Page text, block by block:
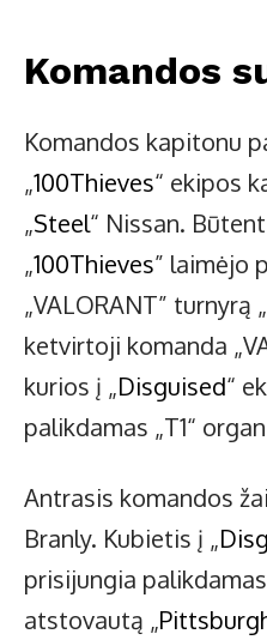
Komandos
Komandos kapitonu
„100Thieves“ ekipos
„Steel“ Nissan.
„100Thieves” laimėjo
„VALORANT” turnyrą „
ketvirtoji komanda
kurios į „Disguised“
palikdamas „T1“
Antrasis komandos
Branly. Kubietis į „
prisijungia
atstovautą „